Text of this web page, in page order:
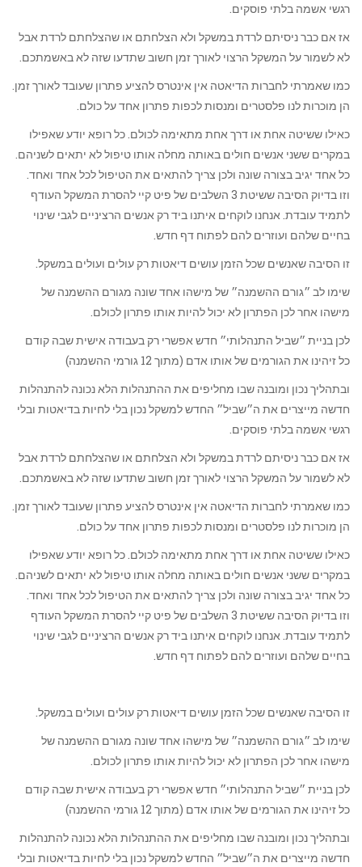
רגשי אשמה בלתי פוסקים.
אז אם כבר ניסיתם לרדת במשקל ולא הצלחתם או שהצלחתם לרדת אבל
לא לשמור על המשקל הרצוי לאורך זמן חשוב שתדעו שזה לא באשמתכם.
כמו שאמרתי לחברות הדיאטה אין אינטרס להציע פתרון שעובד לאורך זמן.
הן מוכרות לנו פלסטרים ומנסות לכפות פתרון אחד על כולם.
כאילו ששיטה אחת או דרך אחת מתאימה לכולם. כל רופא יודע שאפילו
במקרים ששני אנשים חולים באותה מחלה אותו טיפול לא יתאים לשניהם.
כל אחד יגיב בצורה שונה ולכן צריך להתאים את הטיפול לכל אחד ואחד.
וזו בדיוק הסיבה ששיטת 3 השלבים של פיט קיי להסרת המשקל העודף
לתמיד עובדת. אנחנו לוקחים איתנו ביד רק אנשים הרציניים לגבי שינוי
בחיים שלהם ועוזרים להם לפתוח דף חדש.
זו הסיבה שאנשים שכל הזמן עושים דיאטות רק עולים ועולים במשקל.
שימו לב ״גורם ההשמנה״ של מישהו אחד שונה מגורם ההשמנה של
מישהו אחר לכן הפתרון לא יכול להיות אותו פתרון לכולם.
לכן בניית ״שביל התנהלותי״ חדש אפשרי רק בעבודה אישית שבה קודם
כל זיהינו את הגורמים של אותו אדם (מתוך 12 גורמי ההשמנה)
ובתהליך נכון ומובנה שבו מחליפים את ההתנהלות הלא נכונה להתנהלות
חדשה מייצרים את ה״שביל״ החדש למשקל נכון בלי לחיות בדיאטות ובלי
רגשי אשמה בלתי פוסקים.
אז אם כבר ניסיתם לרדת במשקל ולא הצלחתם או שהצלחתם לרדת אבל
לא לשמור על המשקל הרצוי לאורך זמן חשוב שתדעו שזה לא באשמתכם.
כמו שאמרתי לחברות הדיאטה אין אינטרס להציע פתרון שעובד לאורך זמן.
הן מוכרות לנו פלסטרים ומנסות לכפות פתרון אחד על כולם.
כאילו ששיטה אחת או דרך אחת מתאימה לכולם. כל רופא יודע שאפילו
במקרים ששני אנשים חולים באותה מחלה אותו טיפול לא יתאים לשניהם.
כל אחד יגיב בצורה שונה ולכן צריך להתאים את הטיפול לכל אחד ואחד.
וזו בדיוק הסיבה ששיטת 3 השלבים של פיט קיי להסרת המשקל העודף
לתמיד עובדת. אנחנו לוקחים איתנו ביד רק אנשים הרציניים לגבי שינוי
בחיים שלהם ועוזרים להם לפתוח דף חדש.
זו הסיבה שאנשים שכל הזמן עושים דיאטות רק עולים ועולים במשקל.
שימו לב ״גורם ההשמנה״ של מישהו אחד שונה מגורם ההשמנה של
מישהו אחר לכן הפתרון לא יכול להיות אותו פתרון לכולם.
לכן בניית ״שביל התנהלותי״ חדש אפשרי רק בעבודה אישית שבה קודם
כל זיהינו את הגורמים של אותו אדם (מתוך 12 גורמי ההשמנה)
ובתהליך נכון ומובנה שבו מחליפים את ההתנהלות הלא נכונה להתנהלות
חדשה מייצרים את ה״שביל״ החדש למשקל נכון בלי לחיות בדיאטות ובלי